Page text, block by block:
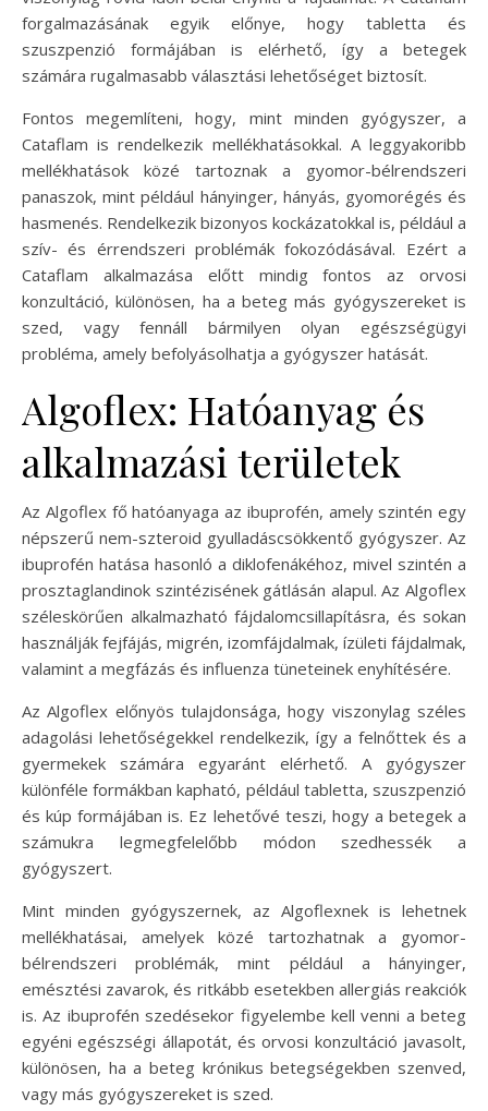
forgalmazásának egyik előnye, hogy tabletta és
szuszpenzió formájában is elérhető, így a betegek
számára rugalmasabb választási lehetőséget biztosít.
Fontos megemlíteni, hogy, mint minden gyógyszer, a
Cataflam is rendelkezik mellékhatásokkal. A leggyakoribb
mellékhatások közé tartoznak a gyomor-bélrendszeri
panaszok, mint például hányinger, hányás, gyomorégés és
hasmenés. Rendelkezik bizonyos kockázatokkal is, például a
szív- és érrendszeri problémák fokozódásával. Ezért a
Cataflam alkalmazása előtt mindig fontos az orvosi
konzultáció, különösen, ha a beteg más gyógyszereket is
szed, vagy fennáll bármilyen olyan egészségügyi
probléma, amely befolyásolhatja a gyógyszer hatását.
Algoflex: Hatóanyag és
alkalmazási területek
Az Algoflex fő hatóanyaga az ibuprofén, amely szintén egy
népszerű nem-szteroid gyulladáscsökkentő gyógyszer. Az
ibuprofén hatása hasonló a diklofenákéhoz, mivel szintén a
prosztaglandinok szintézisének gátlásán alapul. Az Algoflex
széleskörűen alkalmazható fájdalomcsillapításra, és sokan
használják fejfájás, migrén, izomfájdalmak, ízületi fájdalmak,
valamint a megfázás és influenza tüneteinek enyhítésére.
Az Algoflex előnyös tulajdonsága, hogy viszonylag széles
adagolási lehetőségekkel rendelkezik, így a felnőttek és a
gyermekek számára egyaránt elérhető. A gyógyszer
különféle formákban kapható, például tabletta, szuszpenzió
és kúp formájában is. Ez lehetővé teszi, hogy a betegek a
számukra legmegfelelőbb módon szedhessék a
gyógyszert.
Mint minden gyógyszernek, az Algoflexnek is lehetnek
mellékhatásai, amelyek közé tartozhatnak a gyomor-
bélrendszeri problémák, mint például a hányinger,
emésztési zavarok, és ritkább esetekben allergiás reakciók
is. Az ibuprofén szedésekor figyelembe kell venni a beteg
egyéni egészségi állapotát, és orvosi konzultáció javasolt,
különösen, ha a beteg krónikus betegségekben szenved,
vagy más gyógyszereket is szed.